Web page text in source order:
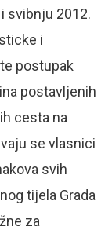
svibnju 2012.
i
postupak
postavljenih
cesta na
se vlasnici
svih
tijela Grada
za